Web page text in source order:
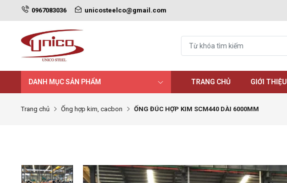
0967083036 unicosteelco@gmail.com
DANH MỤC SẢN PHẨM TRANG CHỦ GIỚI THIỆU
Trang chủ Ống hợp kim, cacbon ỐNG ĐÚC HỢP KIM SCM440 DÀI 6000MM